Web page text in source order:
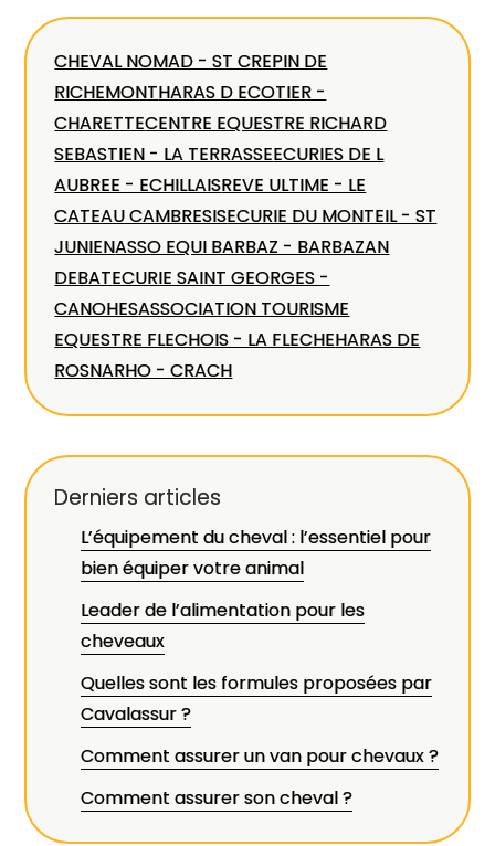
CHEVAL NOMAD - ST CREPIN DE
RICHEMONTHARAS D ECOTIER -
CHARETTECENTRE EQUESTRE RICHARD
SEBASTIEN - LA TERRASSEECURIES DE L
AUBREE - ECHILLAISREVE ULTIME - LE
CATEAU CAMBRESISECURIE DU MONTEIL - ST
JUNIENASSO EQUI BARBAZ - BARBAZAN
DEBATECURIE SAINT GEORGES -
CANOHESASSOCIATION TOURISME
EQUESTRE FLECHOIS - LA FLECHEHARAS DE
ROSNARHO - CRACH
Derniers articles
L’équipement du cheval : l’essentiel pour
bien équiper votre animal
Leader de l’alimentation pour les
cheveaux
Quelles sont les formules proposées par
Cavalassur ?
Comment assurer un van pour chevaux ?
Comment assurer son cheval ?